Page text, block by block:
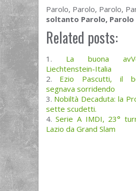
Parolo, Parolo, Parolo,
soltanto Parolo, Parolo
Related posts:
La buona
Liechtenstein-Italia
Ezio Pascutti, il
segnava sorridendo
Nobiltà Decaduta: la
sette scudetti.
Serie A IMDI, 23°
Lazio da Grand Slam